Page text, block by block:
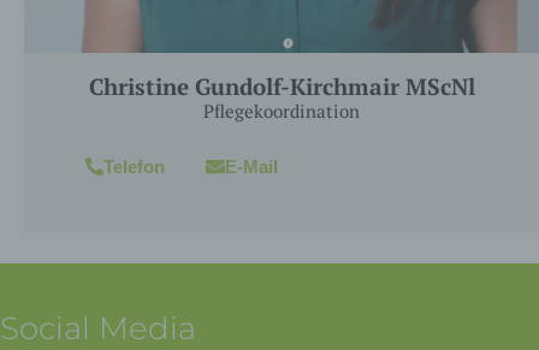
Christine Gundolf-Kirchmair MScNl
Pflegekoordination
Telefon E-Mail
Social Media